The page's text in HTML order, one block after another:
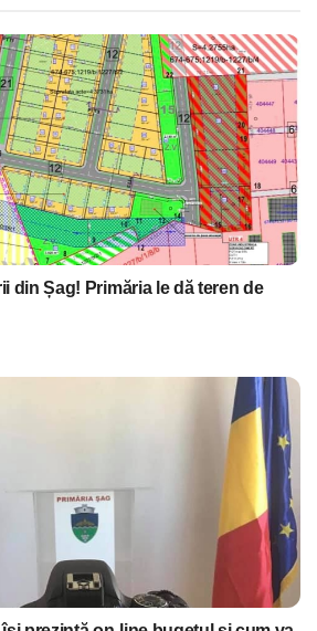
din Șag! Primăria le dă teren de